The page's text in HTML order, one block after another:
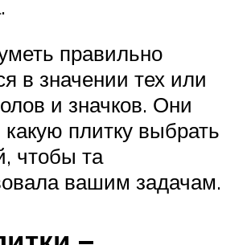
правильно
в значении тех или
и значков. Они
какую плитку выбрать
чтобы та
вашим задачам.